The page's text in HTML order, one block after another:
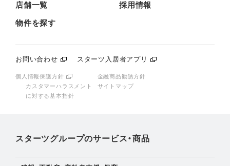
店舗一覧 採用情報
物件を探す
お問い合わせ スターツ入居者アプリ
個人情報保護方針
金融商品勧誘方針
カスタマーハラスメント
に対する基本指針
サイトマップ
スターツグループのサービス・商品